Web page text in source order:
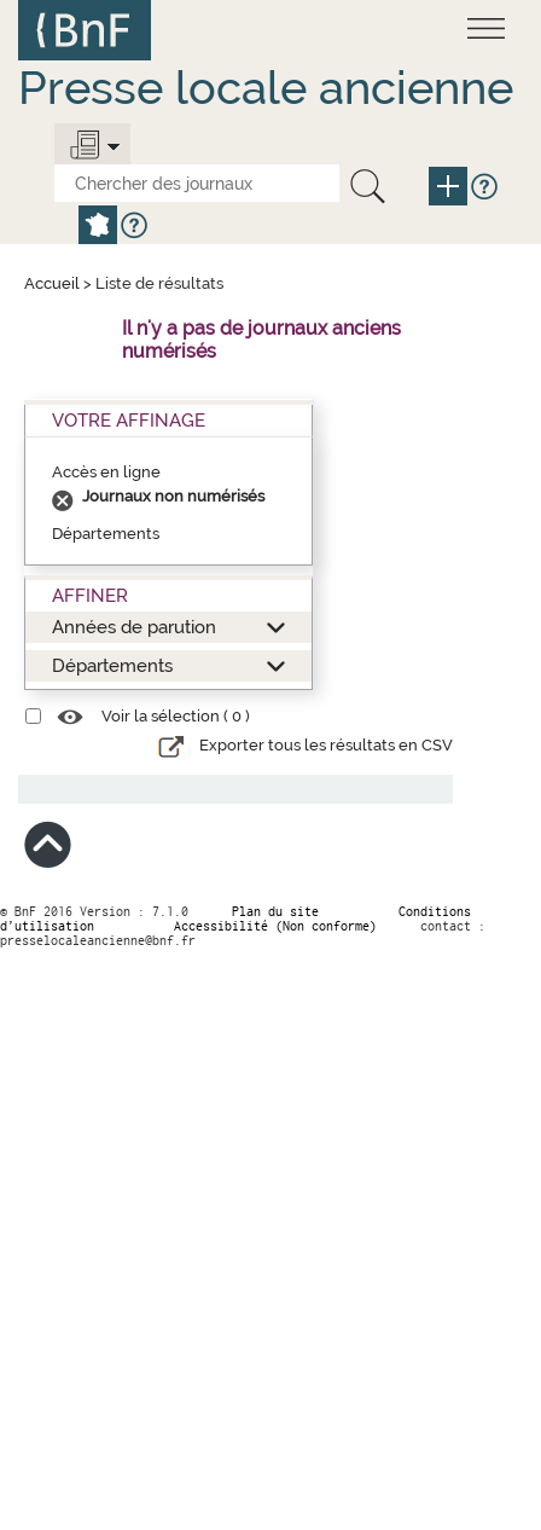
contenu
principal
Presse locale ancienne
Accueil > Liste de résultats
Il n'y a pas de journaux anciens
numérisés
VOTRE AFFINAGE
Accès en ligne
Journaux non numérisés
Départements
AFFINER
Années de parution
Départements
Voir la sélection ( 0 )
Exporter tous les résultats en CSV
© BnF 2016 Version : 7.1.0 Plan du site
Conditions
d’utilisation
Accessibilité (Non conforme)
contact :
presselocaleancienne@bnf.fr
Panneau de gestion des cookies